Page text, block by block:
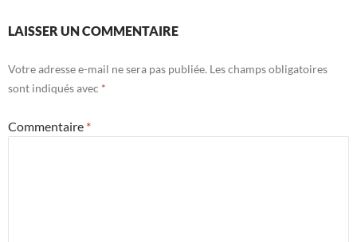
LAISSER UN COMMENTAIRE
Votre adresse e-mail ne sera pas publiée. Les champs obligatoires
sont indiqués avec *
Commentaire *